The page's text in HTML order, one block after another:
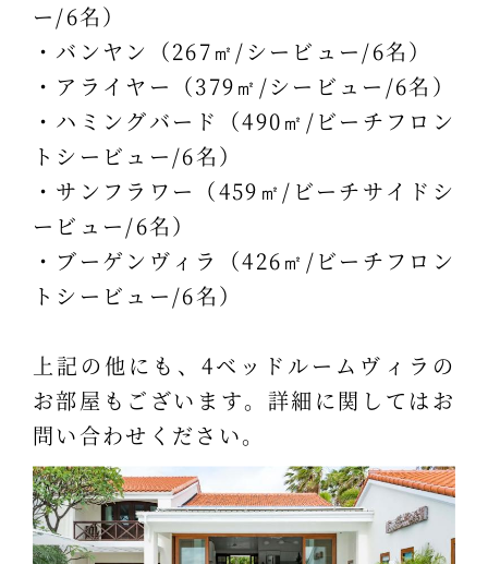
ー/6名）
・バンヤン（267㎡/シービュー/6名）
・アライヤー（379㎡/シービュー/6名）
・ハミングバード（490㎡/ビーチフロン
トシービュー/6名）
・サンフラワー（459㎡/ビーチサイドシ
ービュー/6名）
・ブーゲンヴィラ（426㎡/ビーチフロン
トシービュー/6名）
上記の他にも、4ベッドルームヴィラの
お部屋もございます。詳細に関してはお
問い合わせください。